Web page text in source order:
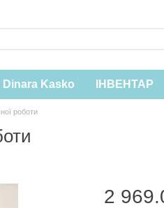
Kasko ІНВЕНТАР
роботи
2